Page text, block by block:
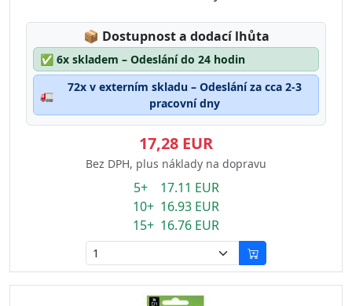
📦 Lagerstatus:
Dostupnost a dodací lhůta
✅ 6x skladem – Odeslání do 24 hodin
🚛
72x v externím skladu – Odeslání za cca 2-3
pracovní dny
17,28 EUR
Bez DPH, plus náklady na dopravu
5+ 17.11 EUR
10+ 16.93 EUR
15+ 16.76 EUR